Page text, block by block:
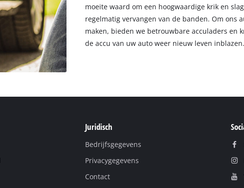
moeite waard om een hoogwaardige krik en
regelmatig vervangen van de banden. Om ons
maken, bieden we betrouwbare acculaders en
de accu van uw auto weer nieuw leven inblazen.
Juridisch
Bedrijfsgegevens
Privacygegevens
Contact